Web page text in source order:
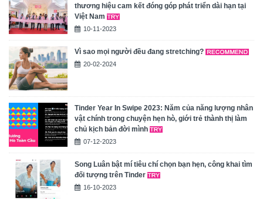
thương hiệu cam kết đóng góp phát triển dài hạn tại
Việt Nam
10-11-2023
Vì sao mọi người đều đang stretching?
20-02-2024
Tinder Year In Swipe 2023: Năm của năng lượng nhân
vật chính trong chuyện hẹn hò, giới trẻ thành thị làm
chủ kịch bản đời mình
07-12-2023
Song Luân bật mí tiêu chí chọn bạn hẹn, công khai tìm
đối tượng trên Tinder
16-10-2023